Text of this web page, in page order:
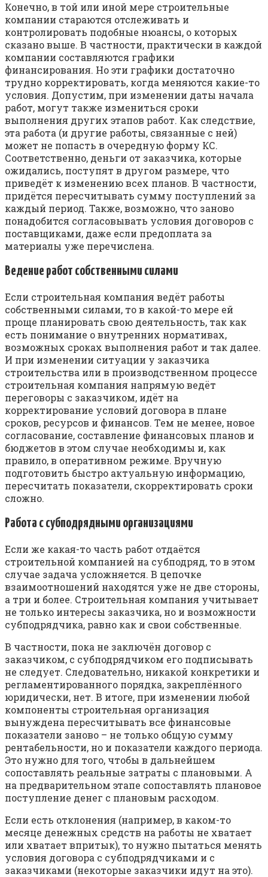
Конечно, в той или иной мере строительные
компании стараются отслеживать и
контролировать подобные нюансы, о которых
сказано выше. В частности, практически в каждой
компании составляются графики
финансирования. Но эти графики достаточно
трудно корректировать, когда меняются какие-то
условия. Допустим, при изменении даты начала
работ, могут также измениться сроки
выполнения других этапов работ. Как следствие,
эта работа (и другие работы, связанные с ней)
может не попасть в очередную форму КС.
Соответственно, деньги от заказчика, которые
ожидались, поступят в другом размере, что
приведёт к изменению всех планов. В частности,
придётся пересчитывать сумму поступлений за
каждый период. Также, возможно, что заново
понадобится согласовывать условия договоров с
поставщиками, даже если предоплата за
материалы уже перечислена.
Ведение работ собственными силами
Если строительная компания ведёт работы
собственными силами, то в какой-то мере ей
проще планировать свою деятельность, так как
есть понимание о внутренних нормативах,
возможных сроках выполнения работ и так далее.
И при изменении ситуации у заказчика
строительства или в производственном процессе
строительная компания напрямую ведёт
переговоры с заказчиком, идёт на
корректирование условий договора в плане
сроков, ресурсов и финансов. Тем не менее, новое
согласование, составление финансовых планов и
бюджетов в этом случае необходимы и, как
правило, в оперативном режиме. Вручную
подготовить быстро актуальную информацию,
пересчитать показатели, скорректировать сроки
сложно.
Работа с субподрядными организациями
Если же какая-то часть работ отдаётся
строительной компанией на субподряд, то в этом
случае задача усложняется. В цепочке
взаимоотношений находятся уже не две стороны,
а три и более. Строительная компания учитывает
не только интересы заказчика, но и возможности
субподрядчика, равно как и свои собственные.
В частности, пока не заключён договор с
заказчиком, с субподрядчиком его подписывать
не следует. Следовательно, никакой конкретики и
регламентированного порядка, закреплённого
юридически, нет. В итоге, при изменении любой
компоненты строительная организация
вынуждена пересчитывать все финансовые
показатели заново – не только общую сумму
рентабельности, но и показатели каждого периода.
Это нужно для того, чтобы в дальнейшем
сопоставлять реальные затраты с плановыми. А
на предварительном этапе сопоставлять плановое
поступление денег с плановым расходом.
Если есть отклонения (например, в каком-то
месяце денежных средств на работы не хватает
или хватает впритык), то нужно пытаться менять
условия договора с субподрядчиками и с
заказчиками (некоторые заказчики идут на это).